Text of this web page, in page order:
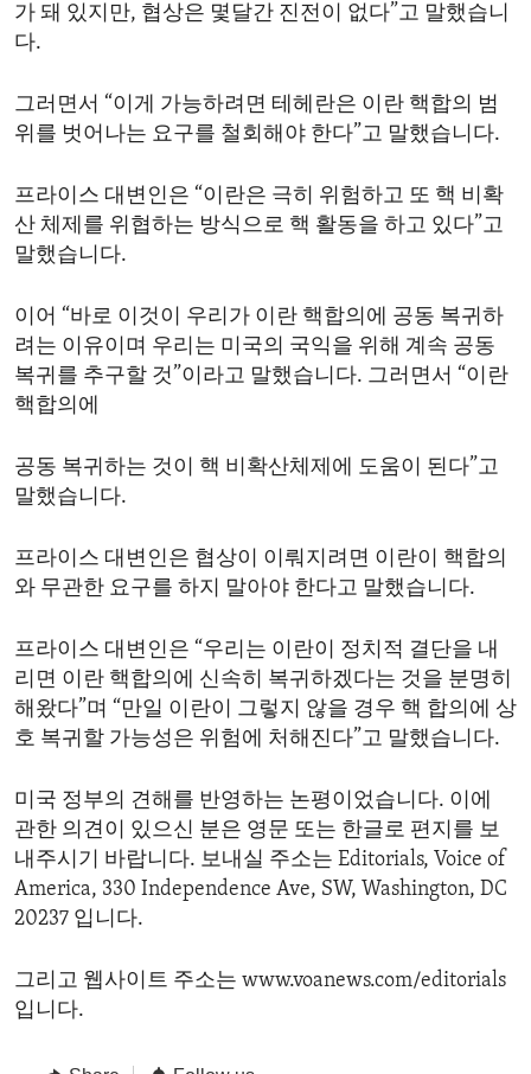
가 돼 있지만, 협상은 몇달간 진전이 없다”고 말했습니
다.
그러면서 “이게 가능하려면 테헤란은 이란 핵합의 범
위를 벗어나는 요구를 철회해야 한다”고 말했습니다.
프라이스 대변인은 “이란은 극히 위험하고 또 핵 비확
산 체제를 위협하는 방식으로 핵 활동을 하고 있다”고
말했습니다.
이어 “바로 이것이 우리가 이란 핵합의에 공동 복귀하
려는 이유이며 우리는 미국의 국익을 위해 계속 공동
복귀를 추구할 것”이라고 말했습니다. 그러면서 “이란
핵합의에
공동 복귀하는 것이 핵 비확산체제에 도움이 된다”고
말했습니다.
프라이스 대변인은 협상이 이뤄지려면 이란이 핵합의
와 무관한 요구를 하지 말아야 한다고 말했습니다.
프라이스 대변인은 “우리는 이란이 정치적 결단을 내
리면 이란 핵합의에 신속히 복귀하겠다는 것을 분명히
해왔다”며 “만일 이란이 그렇지 않을 경우 핵 합의에 상
호 복귀할 가능성은 위험에 처해진다”고 말했습니다.
미국 정부의 견해를 반영하는 논평이었습니다. 이에
관한 의견이 있으신 분은 영문 또는 한글로 편지를 보
내주시기 바랍니다. 보내실 주소는 Editorials, Voice of
America, 330 Independence Ave, SW, Washington, DC
20237 입니다.
그리고 웹사이트 주소는 www.voanews.com/editorials
입니다.